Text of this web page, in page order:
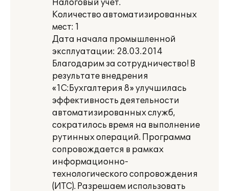
Налоговый учет.
Количество автоматизированных
мест: 1
Дата начала промышленной
эксплуатации: 28.03.2014
Благодарим за сотрудничество! В
результате внедрения
«1С:Бухгалтерия 8» улучшилась
эффективность деятельности
автоматизированных служб,
сократилось время на выполнение
рутинных операций. Программа
сопровождается в рамках
информационно-
технологического сопровождения
(ИТС). Разрешаем использовать